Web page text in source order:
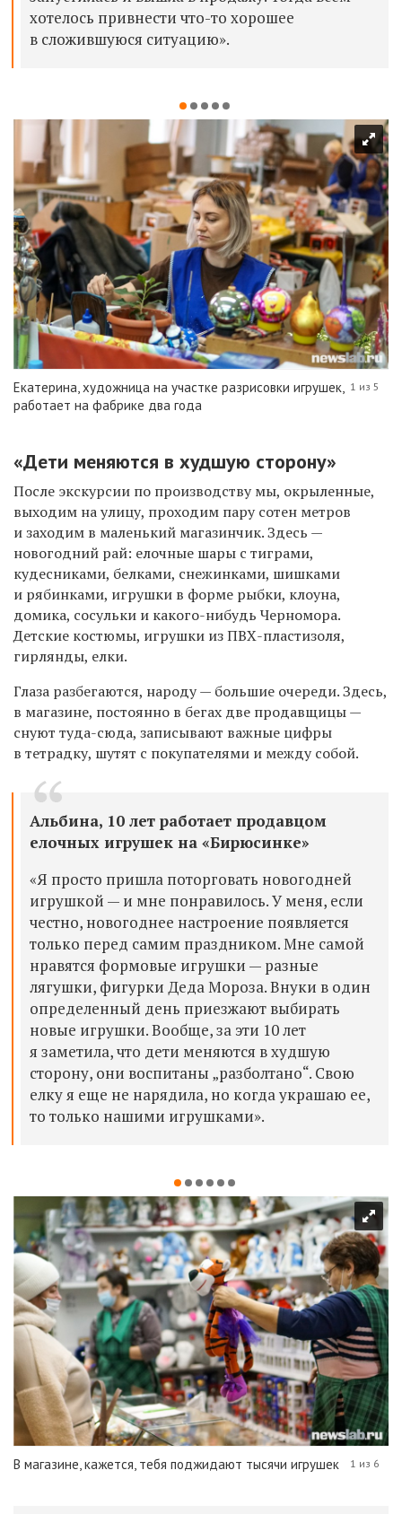
хотелось привнести что-то хорошее
в сложившуюся ситуацию».
Екатерина, художница на участке разрисовки игрушек,
работает на фабрике два года
1 из 5
«Дети меняются в худшую сторону»
После экскурсии по производству мы, окрыленные,
выходим на улицу, проходим пару сотен метров
и заходим в маленький магазинчик. Здесь —
новогодний рай: елочные шары с тиграми,
кудесниками, белками, снежинками, шишками
и рябинками, игрушки в форме рыбки, клоуна,
домика, сосульки и какого-нибудь Черномора.
Детские костюмы, игрушки из ПВХ-пластизоля,
гирлянды, елки.
Глаза разбегаются, народу — большие очереди. Здесь,
в магазине, постоянно в бегах две продавщицы —
снуют туда-сюда, записывают важные цифры
в тетрадку, шутят с покупателями и между собой.
Альбина, 10 лет работает продавцом
елочных игрушек на «Бирюсинке»
«Я просто пришла поторговать новогодней
игрушкой — и мне понравилось. У меня, если
честно, новогоднее настроение появляется
только перед самим праздником.Мне самой
нравятся формовые игрушки — разные
лягушки, фигурки Деда Мороза. Внуки в один
определенный день приезжают выбирать
новые игрушки. Вообще, за эти 10 лет
я заметила, что дети меняются в худшую
сторону, они воспитаны „разболтано“. Свою
елку я еще не нарядила, но когда украшаю ее,
то только нашими игрушками».
В магазине, кажется, тебя поджидают тысячи игрушек 1 из 6